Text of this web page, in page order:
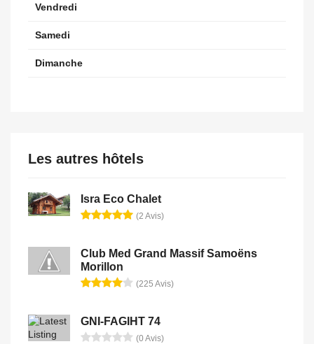
Vendredi
Samedi
Dimanche
Les autres hôtels
Isra Eco Chalet
(2 Avis)
Club Med Grand Massif Samoëns
Morillon
(225 Avis)
GNI-FAGIHT 74
(0 Avis)